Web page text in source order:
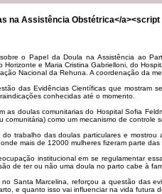
na Assistência Obstétrica</
o Papel da Doula na Assistência ao
Horizonte e Maria Cristina Gabrielloni, do
Nacional da Rehuna. A coordenação da
das Evidências Científicas que mostram
conhecidas até o momento.
as doulas comunitarias do Hospital Sofia
como um mecanismo de controle
trabalho das doulas particulares e
mais de 12000 mulheres fizeram parte das
institucional em se regulamentar
de ter ou não uma doula no parto cabe à
Santa Marcelina, reforçou a questão das
e quanto isso vai influenciar na vida futura